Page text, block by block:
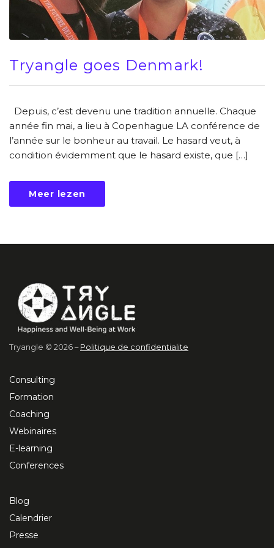
Tryangle goes Denmark!
Depuis, c’est devenu une tradition annuelle. Chaque
année fin mai, a lieu à Copenhague LA conférence de
l’année sur le bonheur au travail. Le hasard veut, à
condition évidemment que le hasard existe, que […]
Meer lezen
Tryangle © 2026 – Politique de confidentialite
Consulting
Formation
Coaching
Webinaires
E-learning
Conferences
Blog
Calendrier
Presse